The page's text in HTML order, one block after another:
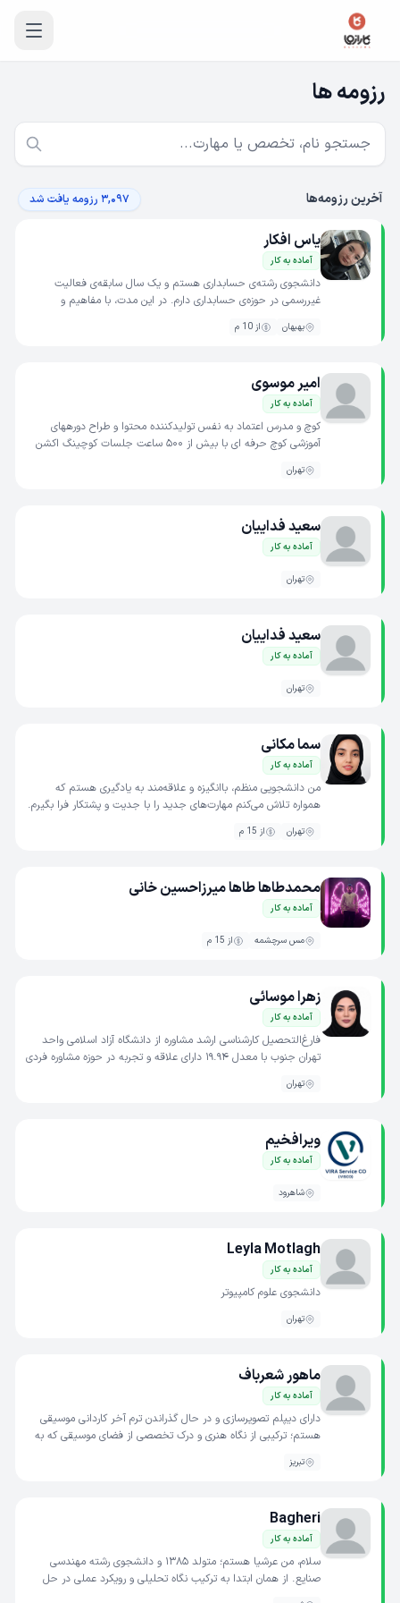
رزومه ها
آخرین رزومه‌ها ۳,۰۹۷ رزومه یافت شد
یاس افکار
آماده به کار
دانشجوی رشته‌ی حسابداری هستم و یک سال سابقه‌ی فعالیت
غیررسمی در حوزه‌ی حسابداری دارم. در این مدت، با مفاهیم و
بهبهان از 10 م
امیر موسوی
آماده به کار
کوچ و مدرس اعتماد به نفس تولیدکننده محتوا و طراح دورههای
آموزشی کوچ حرفه ای با بیش از ۵۰۰ ساعت جلسات کوچینگ اکشن
تهران
سعید فداییان
آماده به کار
تهران
سعید فداییان
آماده به کار
تهران
سما مکانی
آماده به کار
من دانشجویی منظم، باانگیزه و علاقه‌مند به یادگیری هستم که
همواره تلاش می‌کنم مهارت‌های جدید را با جدیت و پشتکار فرا بگیرم.
تهران از 15 م
محمدطاها طاها میرزاحسین خانی
آماده به کار
مس سرچشمه از 15 م
زهرا موسائی
آماده به کار
فارغ‌التحصیل کارشناسی ارشد مشاوره از دانشگاه آزاد اسلامی واحد
تهران جنوب با معدل ۱۹.۹۴ دارای علاقه و تجربه در حوزه مشاوره فردی
تهران
ویرافخیم
آماده به کار
شاهرود
Leyla Motlagh
آماده به کار
دانشجوی علوم کامپیوتر
تهران
ماهور شعرباف
آماده به کار
دارای دیپلم تصویرسازی و در حال گذراندن ترم آخر کاردانی موسیقی
هستم؛ ترکیبی از نگاه هنری و درک تخصصی از فضای موسیقی که به
تبریز
Bagheri
آماده به کار
سلام، من عرشیا هستم؛ متولد ۱۳۸۵ و دانشجوی رشته مهندسی
صنایع. از همان ابتدا به ترکیب نگاه تحلیلی و رویکرد عملی در حل